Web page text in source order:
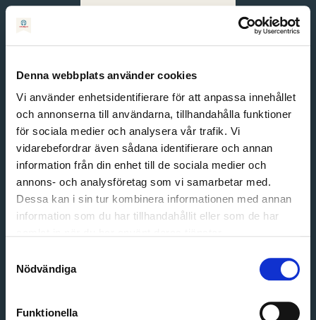
Denna webbplats använder cookies
Vi använder enhetsidentifierare för att anpassa innehållet
och annonserna till användarna, tillhandahålla funktioner
för sociala medier och analysera vår trafik. Vi
vidarebefordrar även sådana identifierare och annan
information från din enhet till de sociala medier och
annons- och analysföretag som vi samarbetar med.
Dessa kan i sin tur kombinera informationen med annan
information som du har tillhandahållit eller som de har
Nödvändiga
Funktionella
English
Svenska
Email address